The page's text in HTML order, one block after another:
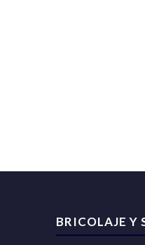
BRICOLAJE Y